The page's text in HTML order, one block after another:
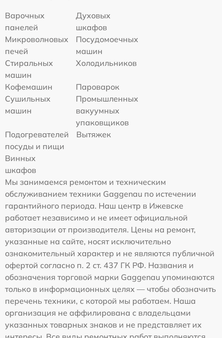
Варочных
панелей
Духовых
шкафов
Микроволновых
печей
Посудомоечных
машин
Стиральных
машин
Холодильников
Кофемашин
Пароварок
Сушильных
машин
Промышленных
вакуумных
упаковщиков
Подогревателей
посуды и пищи
Вытяжек
Винных
шкафов
Мы занимаемся ремонтом и техническим
обслуживанием техники Gaggenau по истечении
гарантийного периода. Наш центр в Ижевске
работает независимо и не имеет официальной
авторизации от производителя. Цены на ремонт,
указанные на сайте, носят исключительно
ознакомительный характер и не являются публичной
офертой согласно п. 2 ст. 437 ГК РФ. Названия и
обозначения торговой марки Gaggenau упоминаются
только в информационных целях — чтобы обозначить
перечень техники, с которой мы работаем. Наша
организация не аффилирована с владельцами
указанных товарных знаков и не представляет их